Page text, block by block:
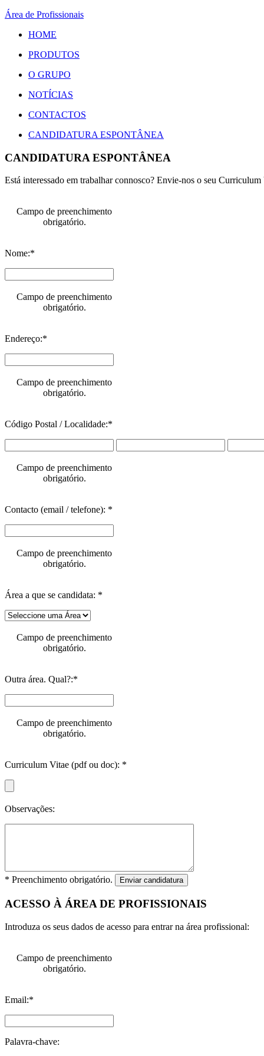
Área de Profissionais
HOME
PRODUTOS
O GRUPO
NOTÍCIAS
CONTACTOS
CANDIDATURA ESPONTÂNEA
CANDIDATURA ESPONTÂNEA
Está interessado em trabalhar connosco? Envie-nos o seu Curriculum
Campo de preenchimento
obrigatório.
Nome:*
Campo de preenchimento
obrigatório.
Endereço:*
Campo de preenchimento
obrigatório.
Código Postal / Localidade:*
Campo de preenchimento
obrigatório.
Contacto (email / telefone): *
Campo de preenchimento
obrigatório.
Área a que se candidata: *
Campo de preenchimento
obrigatório.
Outra área. Qual?:*
Campo de preenchimento
obrigatório.
Curriculum Vitae (pdf ou doc): *
Observações:
* Preenchimento obrigatório. Enviar candidatura
ACESSO À ÁREA DE PROFISSIONAIS
Introduza os seus dados de acesso para entrar na área profissional:
Campo de preenchimento
obrigatório.
Email:*
Palavra-chave: